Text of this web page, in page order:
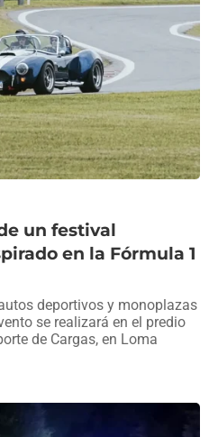
un festival
en la Fórmula 1
deportivos y monoplazas
se realizará en el predio
de Cargas, en Loma